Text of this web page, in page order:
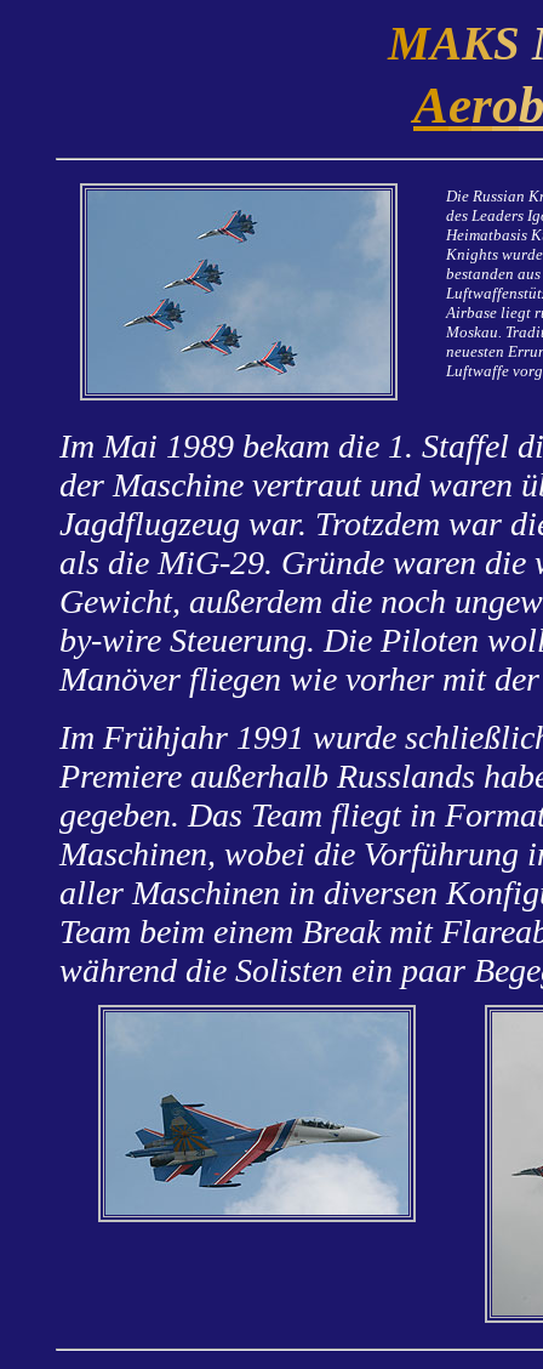
MAKS
Aero
Die Russian
des Leaders
Heimatbasis
Knights
bestanden
Airbase liegt
Moskau.
neuesten
Luftwaffe
Im Mai 1989 bekam die 1. Staffel
der Maschine vertraut und waren
Jagdflugzeug war. Trotzdem war
als die MiG-29. Gründe waren die
Gewicht, außerdem die noch
by-wire Steuerung. Die Piloten
Manöver fliegen wie vorher mit
Im Frühjahr 1991 wurde
Premiere außerhalb Russlands
gegeben. Das Team fliegt in
Maschinen, wobei die Vorführung
aller Maschinen in diversen
Team beim einem Break mit
während die Solisten ein paar